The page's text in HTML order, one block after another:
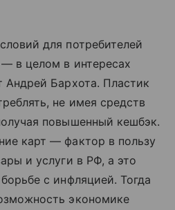
для потребителей
в целом в интересах
Андрей Бархота. Пластик
не имея средств
повышенный кешбэк.
карт — фактор в пользу
и услуги в РФ, а это
с инфляцией. Тогда
экономике